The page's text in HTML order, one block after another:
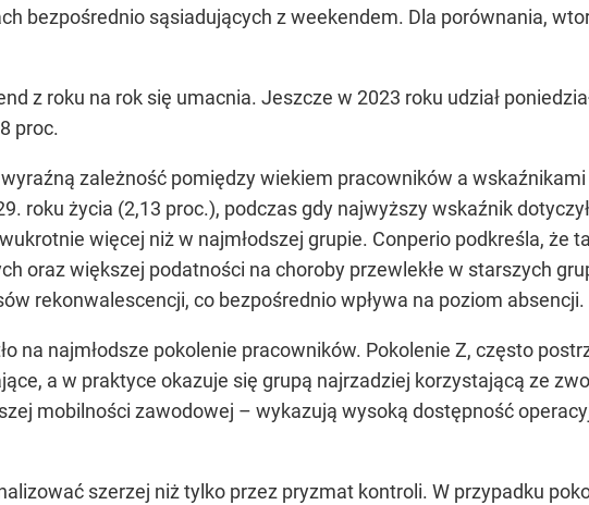
bezpośrednio sąsiadujących z weekendem. Dla porównania,
z roku na rok się umacnia. Jeszcze w 2023 roku udział
proc.
zależność pomiędzy wiekiem pracowników a
roku życia (2,13 proc.), podczas gdy najwyższy wskaźnik
więcej niż w najmłodszej grupie. Conperio podkreśla, że
oraz większej podatności na choroby przewlekłe w starszych
rekonwalescencji, co bezpośrednio wpływa na poziom absencji.
na najmłodsze pokolenie pracowników. Pokolenie Z, często
a w praktyce okazuje się grupą najrzadziej korzystającą ze
mobilności zawodowej – wykazują wysoką dostępność
szerzej niż tylko przez pryzmat kontroli. W przypadku